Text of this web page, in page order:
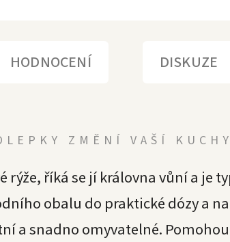
HODNOCENÍ DISKUZE
ZMĚNÍ VAŠÍ
říká se jí královna vůní a je
obalu do praktické dózy a
a snadno omyvatelné.